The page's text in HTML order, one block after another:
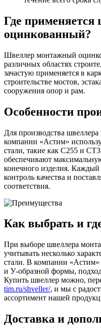
Где
оцинкованный?
Швеллер монтажный
различных областях
зачастую применяется в
строительстве мостов,
сооружения опор и рам.
Особенности
Для производства
компании «Астим»
стали, такие как С255 и
обеспечивают
конечного изделия.
контроль качества и
соответствия.
Как выбрать и
При выборе швеллера
учитывать несколько
стали. В компании
и У-образной формы,
Купить швеллер можно,
tim.ru/shveller/, и мы с
ассортимент нашей
Доставка и